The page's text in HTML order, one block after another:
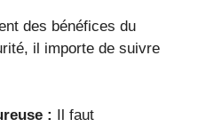
des bénéfices du
il importe de suivre
: Il faut